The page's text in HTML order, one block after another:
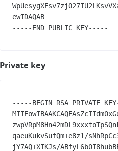
ewIDAQAB
Private key
-----BEGIN RSA PRIVATE
qaeuKukvSufQm+e8z1/
jY7AQ+XIKJs/